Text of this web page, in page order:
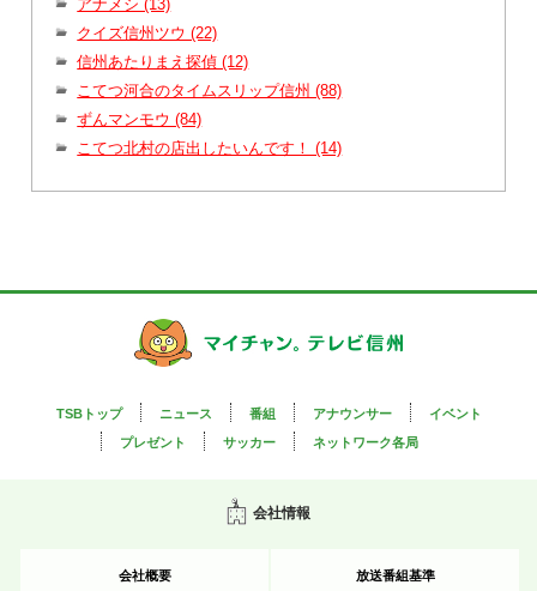
アナメシ (13)
クイズ信州ツウ (22)
信州あたりまえ探偵 (12)
こてつ河合のタイムスリップ信州 (88)
ずんマンモウ (84)
こてつ北村の店出したいんです！ (14)
TSBトップ ニュース 番組 アナウンサー
イベント
プレゼント
サッカー ネットワーク各局
会社情報
会社概要 放送番組基準